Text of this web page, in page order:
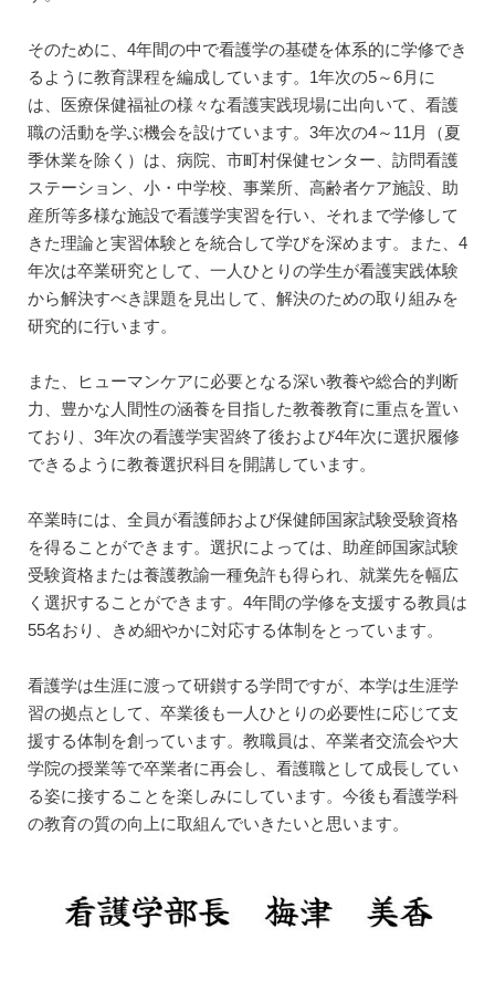
そのために、4年間の中で看護学の基礎を体系的に学修でき
るように教育課程を編成しています。1年次の5～6月に
は、医療保健福祉の様々な看護実践現場に出向いて、看護
職の活動を学ぶ機会を設けています。3年次の4～11月（夏
季休業を除く）は、病院、市町村保健センター、訪問看護
ステーション、小・中学校、事業所、高齢者ケア施設、助
産所等多様な施設で看護学実習を行い、それまで学修して
きた理論と実習体験とを統合して学びを深めます。また、4
年次は卒業研究として、一人ひとりの学生が看護実践体験
から解決すべき課題を見出して、解決のための取り組みを
研究的に行います。
また、ヒューマンケアに必要となる深い教養や総合的判断
力、豊かな人間性の涵養を目指した教養教育に重点を置い
ており、3年次の看護学実習終了後および4年次に選択履修
できるように教養選択科目を開講しています。
卒業時には、全員が看護師および保健師国家試験受験資格
を得ることができます。選択によっては、助産師国家試験
受験資格または養護教諭一種免許も得られ、就業先を幅広
く選択することができます。4年間の学修を支援する教員は
55名おり、きめ細やかに対応する体制をとっています。
看護学は生涯に渡って研鑚する学問ですが、本学は生涯学
習の拠点として、卒業後も一人ひとりの必要性に応じて支
援する体制を創っています。教職員は、卒業者交流会や大
学院の授業等で卒業者に再会し、看護職として成長してい
る姿に接することを楽しみにしています。今後も看護学科
の教育の質の向上に取組んでいきたいと思います。